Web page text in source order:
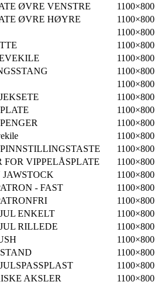
ØVRE VENSTRE
1100×800
ØVRE HØYRE
1100×800
1100×800
1100×800
1100×800
1100×800
1100×800
1100×800
1100×800
1100×800
1100×800
1100×800
FOR VIPPELÅSPLATE
1100×800
JAWSTOCK
1100×800
- FAST
1100×800
1100×800
ENKELT
1100×800
RILLEDE
1100×800
1100×800
1100×800
1100×800
AKSLER
1100×800